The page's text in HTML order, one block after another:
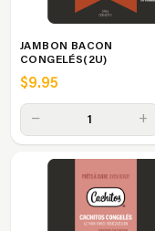
JAMBON BACON
CONGELÉS(2U)
$9.95
− 1 +